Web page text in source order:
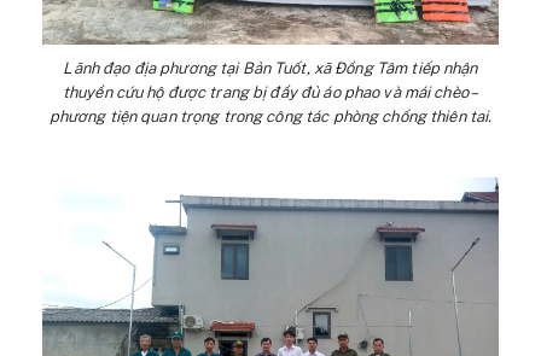
Lãnh đạo địa phương tại Bản Tuốt, xã Đồng Tâm tiếp nhận
thuyền cứu hộ được trang bị đầy đủ áo phao và mái chèo –
phương tiện quan trọng trong công tác phòng chống thiên tai.